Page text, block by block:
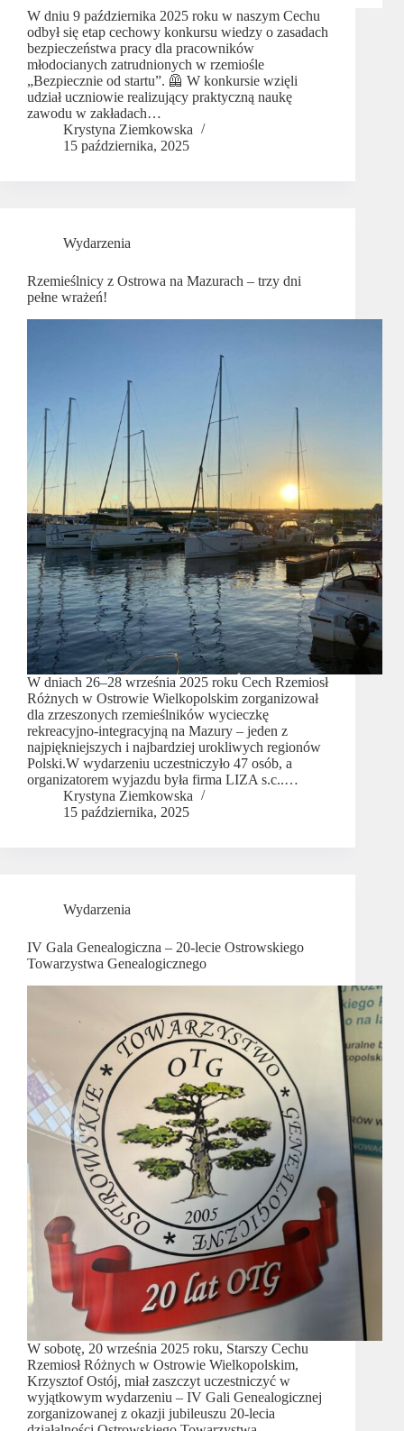
W dniu 9 października 2025 roku w naszym Cechu
odbył się etap cechowy konkursu wiedzy o zasadach
bezpieczeństwa pracy dla pracowników
młodocianych zatrudnionych w rzemiośle
„Bezpiecznie od startu”. 🦺 W konkursie wzięli
udział uczniowie realizujący praktyczną naukę
zawodu w zakładach…
Krystyna Ziemkowska
15 października, 2025
Wydarzenia
Rzemieślnicy z Ostrowa na Mazurach – trzy dni
pełne wrażeń!
W dniach 26–28 września 2025 roku Cech Rzemiosł
Różnych w Ostrowie Wielkopolskim zorganizował
dla zrzeszonych rzemieślników wycieczkę
rekreacyjno-integracyjną na Mazury – jeden z
najpiękniejszych i najbardziej urokliwych regionów
Polski.W wydarzeniu uczestniczyło 47 osób, a
organizatorem wyjazdu była firma LIZA s.c..…
Krystyna Ziemkowska
15 października, 2025
Wydarzenia
IV Gala Genealogiczna – 20-lecie Ostrowskiego
Towarzystwa Genealogicznego
W sobotę, 20 września 2025 roku, Starszy Cechu
Rzemiosł Różnych w Ostrowie Wielkopolskim,
Krzysztof Ostój, miał zaszczyt uczestniczyć w
wyjątkowym wydarzeniu – IV Gali Genealogicznej
zorganizowanej z okazji jubileuszu 20-lecia